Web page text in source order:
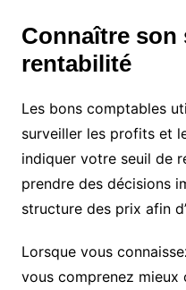
Connaître son
rentabilité
Les bons comptables
surveiller les profits et
indiquer votre seuil de
prendre des décisions
structure des prix afin
Lorsque vous
vous comprenez mieux